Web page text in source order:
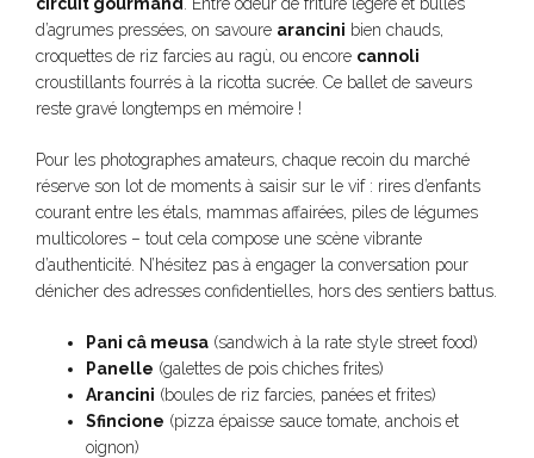
d’agrumes pressées, on savoure arancini bien chauds,
croquettes de riz farcies au ragù, ou encore cannoli
croustillants fourrés à la ricotta sucrée. Ce ballet de saveurs
reste gravé longtemps en mémoire !
Pour les photographes amateurs, chaque recoin du marché
réserve son lot de moments à saisir sur le vif : rires d’enfants
courant entre les étals, mammas affairées, piles de légumes
multicolores – tout cela compose une scène vibrante
d’authenticité. N’hésitez pas à engager la conversation pour
dénicher des adresses confidentielles, hors des sentiers battus.
Pani câ meusa (sandwich à la rate style street food)
Panelle (galettes de pois chiches frites)
Arancini (boules de riz farcies, panées et frites)
Sfincione (pizza épaisse sauce tomate, anchois et
oignon)